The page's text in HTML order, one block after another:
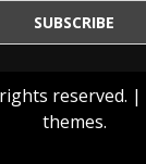
reserved. |
themes.